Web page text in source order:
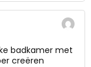
badkamer met
creëren